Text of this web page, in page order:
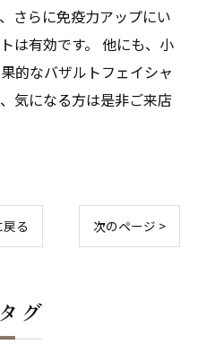
さらに免疫力アップにい
は有効です。 他にも、小
的なバザルトフェイシャ
気になる方は是非ご来店
る 次のページ >
グ